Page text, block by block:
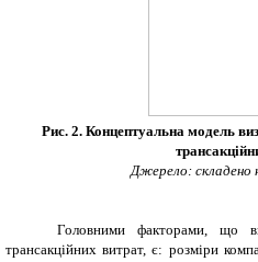
Рис. 2. Концептуальна модель
Джерело: складено
Головними факторами, що
трансакційних витрат, є: розміри